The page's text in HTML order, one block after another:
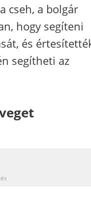
cseh, a bolgár
hogy segíteni
és
segítheti az